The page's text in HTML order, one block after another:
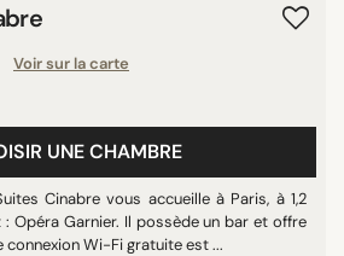
Voir sur la carte
UNE CHAMBRE
Cinabre vous accueille à Paris, à 1,2
: Opéra Garnier. Il possède un bar et offre
connexion Wi-Fi gratuite est ...